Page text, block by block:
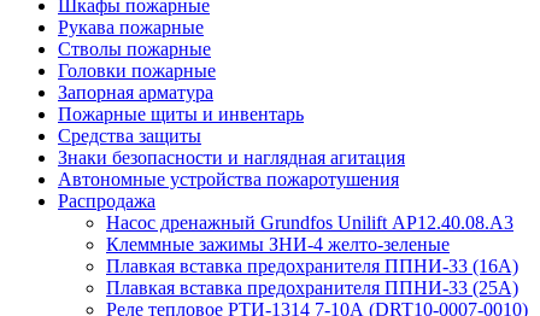
Шкафы пожарные
Рукава пожарные
Стволы пожарные
Головки пожарные
Запорная арматура
Пожарные щиты и инвентарь
Средства защиты
Знаки безопасности и наглядная агитация
Автономные устройства пожаротушения
Распродажа
Насос дренажный Grundfos Unilift АP12.40.08.A3
Клеммные зажимы ЗНИ-4 желто-зеленые
Плавкая вставка предохранителя ППНИ-33 (16А)
Плавкая вставка предохранителя ППНИ-33 (25А)
Реле тепловое РТИ-1314 7-10А (DRT10-0007-0010)